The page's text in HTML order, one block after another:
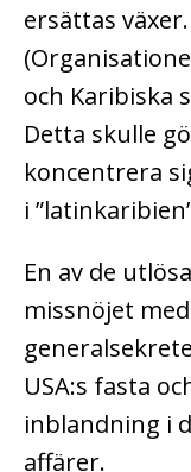
ersättas
och Karibiska
Detta skulle
koncentrera
i
En av de
missnöjet
USA:s fasta
inblandning i
affärer.